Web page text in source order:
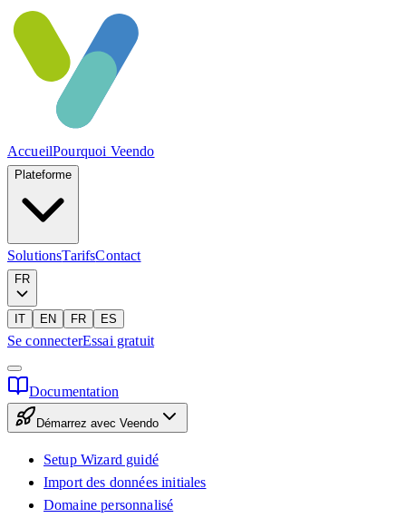
AccueilPourquoi Veendo
Plateforme
SolutionsTarifsContact
FR
IT EN FR ES
Se connecterEssai gratuit
Documentation
Démarrez avec Veendo
Setup Wizard guidé
Import des données initiales
Domaine personnalisé